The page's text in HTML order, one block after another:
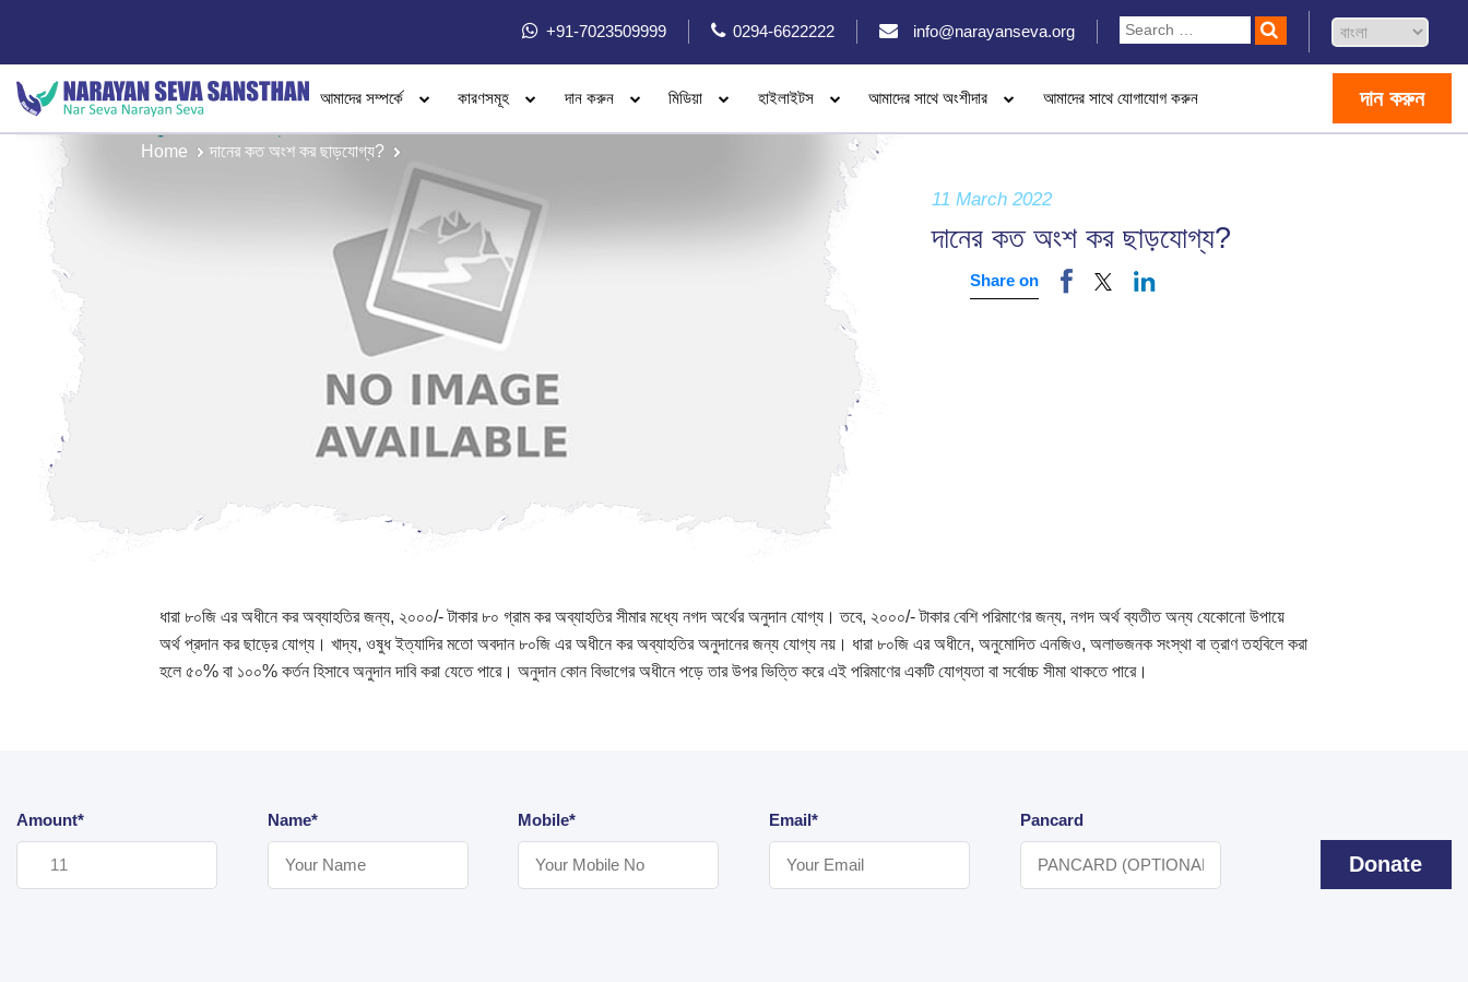
+91-7023509999 0294-6622222 info@narayanseva.org
আমাদের সম্পর্কে কারণসমূহ দান করুন মিডিয়া হাইলাইটস আমাদের সাথে অংশীদার আমাদের সাথে যোগাযোগ করুন দান করুন
Home দানের কত অংশ কর ছাড়যোগ্য?
11 March 2022
দানের কত অংশ কর ছাড়যোগ্য?
Share on
ধারা ৮০জি এর অধীনে কর অব্যাহতির জন্য, ২০০০/- টাকার ৮০ গ্রাম কর অব্যাহতির সীমার মধ্যে নগদ অর্থের অনুদান যোগ্য। তবে, ২০০০/- টাকার বেশি পরিমাণের জন্য, নগদ অর্থ ব্যতীত অন্য যেকোনো উপায়ে
অর্থ প্রদান কর ছাড়ের যোগ্য। খাদ্য, ওষুধ ইত্যাদির মতো অবদান ৮০জি এর অধীনে কর অব্যাহতির অনুদানের জন্য যোগ্য নয়। ধারা ৮০জি এর অধীনে, অনুমোদিত এনজিও, অলাভজনক সংস্থা বা ত্রাণ তহবিলে করা
হলে ৫০% বা ১০০% কর্তন হিসাবে অনুদান দাবি করা যেতে পারে। অনুদান কোন বিভাগের অধীনে পড়ে তার উপর ভিত্তি করে এই পরিমাণের একটি যোগ্যতা বা সর্বোচ্চ সীমা থাকতে পারে।
Amount* Name* Mobile* Email* Pancard
Donate